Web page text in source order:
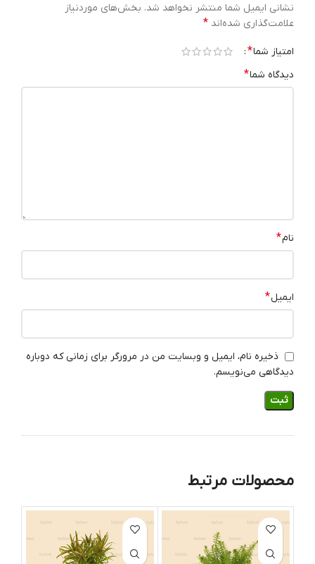
نشانی ایمیل شما منتشر نخواهد شد. بخش‌های موردنیاز
علامت‌گذاری شده‌اند *
امتیاز شما*
دیدگاه شما*
نام*
ایمیل*
ذخیره نام، ایمیل و وبسایت من در مرورگر برای زمانی که دوباره
دیدگاهی می‌نویسم.
محصولات مرتبط